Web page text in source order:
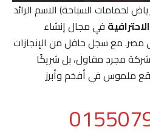
لحمامات السباحة) الاسم الرائد
في مجال إنشاء
مصر. مع سجل حافل من الإنجازات
مجرد مقاول، بل شريكًا
ملموس في أفخم وأبرز